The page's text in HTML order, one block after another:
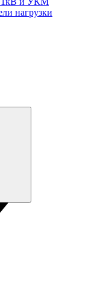
нагрузки